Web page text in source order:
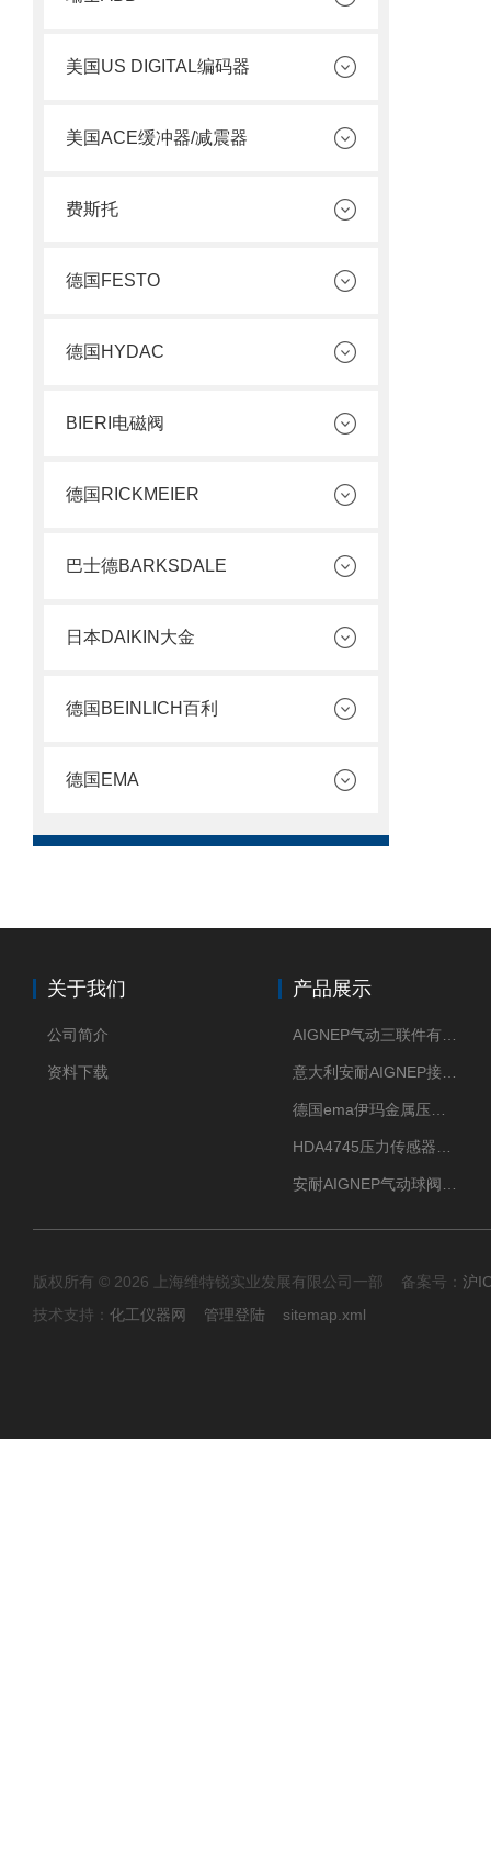
美国US DIGITAL编码器
美国ACE缓冲器/减震器
费斯托
德国FESTO
德国HYDAC
BIERI电磁阀
德国RICKMEIER
巴士德BARKSDALE
日本DAIKIN大金
德国BEINLICH百利
德国EMA
关于我们
公司简介
资料下载
产品展示
版权所有 © 2026 上海维特锐实业发展有限公司一部 备案号： 沪
技术支持： 化工仪器网 管理登陆 sitemap.xml